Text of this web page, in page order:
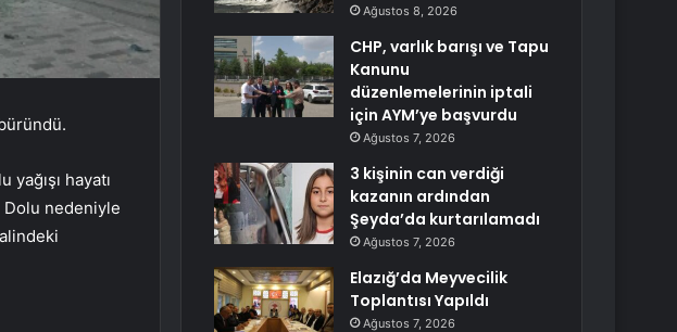
hayatı
Dolu nedeniyle
Ağustos 8, 2026
CHP, varlık barışı ve Tapu
Kanunu
düzenlemelerinin iptali
için AYM’ye başvurdu
Ağustos 7, 2026
3 kişinin can verdiği
kazanın ardından
Şeyda’da kurtarılamadı
Ağustos 7, 2026
Elazığ’da Meyvecilik
Toplantısı Yapıldı
Ağustos 7, 2026